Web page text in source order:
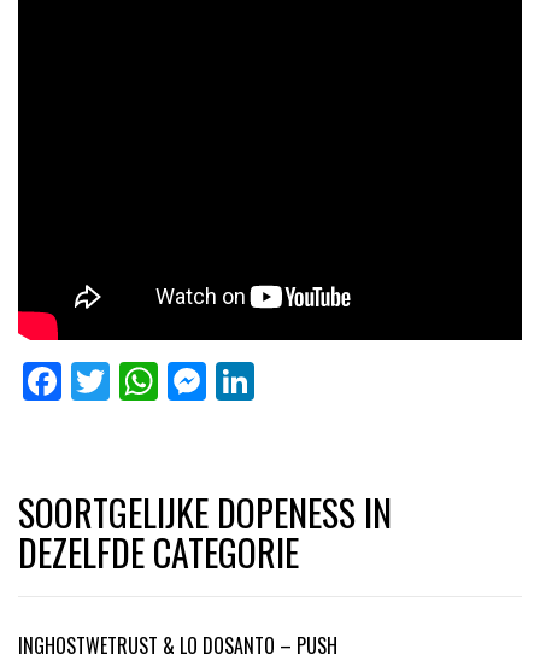
Facebook
Twitter
WhatsApp
Messenger
SOORTGELIJKE DOPENESS IN
DEZELFDE CATEGORIE
INGHOSTWETRUST & LO DOSANTO – PUSH